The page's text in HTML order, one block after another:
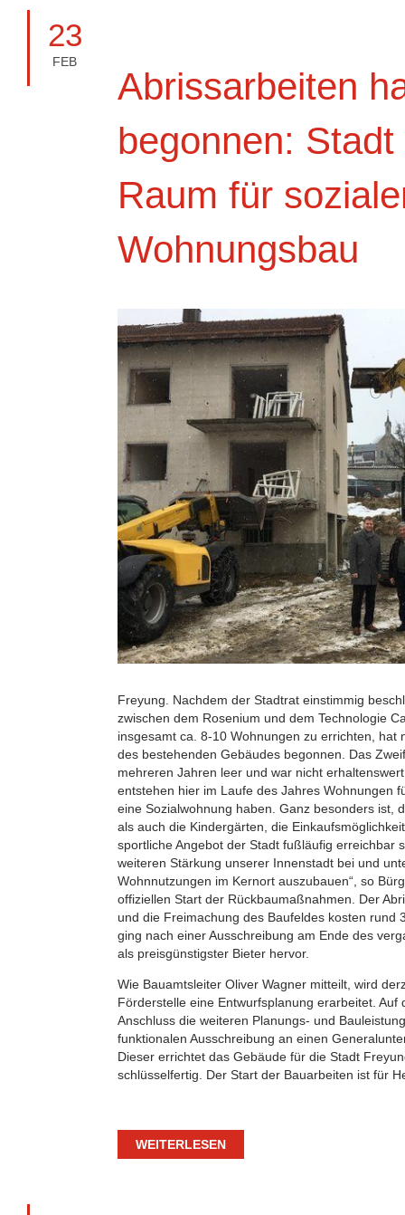
23
FEB
Abrissarbeiten
begonnen:
Raum für
Wohnungsbau
Freyung. Nachdem der Stadtrat einstimmig
zwischen dem Rosenium und dem Technologie
insgesamt ca. 8-10 Wohnungen zu errichten, hat
des bestehenden Gebäudes begonnen. Das
mehreren Jahren leer und war nicht
entstehen hier im Laufe des Jahres Wohnungen
eine Sozialwohnung haben. Ganz besonders ist,
als auch die Kindergärten, die
sportliche Angebot der Stadt fußläufig erreichbar
weiteren Stärkung unserer Innenstadt bei und
Wohnnutzungen im Kernort auszubauen“, so
offiziellen Start der Rückbaumaßnahmen. Der
und die Freimachung des Baufeldes kosten rund
ging nach einer Ausschreibung am Ende des
als preisgünstigster Bieter hervor.
Wie Bauamtsleiter Oliver Wagner mitteilt, wird
Förderstelle eine Entwurfsplanung erarbeitet. Auf
Anschluss die weiteren Planungs- und
funktionalen Ausschreibung an einen
Dieser errichtet das Gebäude für die Stadt
schlüsselfertig. Der Start der Bauarbeiten ist für
WEITERLESEN